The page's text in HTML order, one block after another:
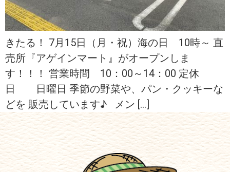
きたる！ 7月15日（月・祝）海の日 10時～ 直
売所『アゲインマート』がオープンしま
す！！！ 営業時間 10：00～14：00 定休
日 日曜日 季節の野菜や、パン・クッキーな
どを 販売しています♪ メン […]